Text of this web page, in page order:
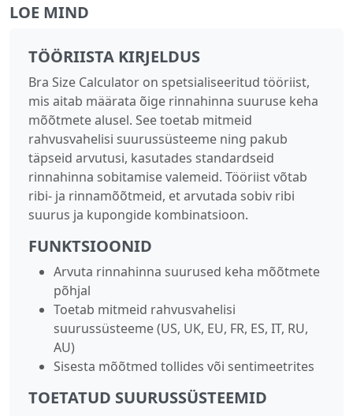
LOE MIND
TÖÖRIISTA KIRJELDUS
Bra Size Calculator on spetsialiseeritud tööriist,
mis aitab määrata õige rinnahinna suuruse keha
mõõtmete alusel. See toetab mitmeid
rahvusvahelisi suurussüsteeme ning pakub
täpseid arvutusi, kasutades standardseid
rinnahinna sobitamise valemeid. Tööriist võtab
ribi‑ ja rinnamõõtmeid, et arvutada sobiv ribi
suurus ja kupongide kombinatsioon.
FUNKTSIOONID
Arvuta rinnahinna suurused keha mõõtmete
põhjal
Toetab mitmeid rahvusvahelisi
suurussüsteeme (US, UK, EU, FR, ES, IT, RU,
AU)
Sisesta mõõtmed tollides või sentimeetrites
TOETATUD SUURUSSÜSTEEMID